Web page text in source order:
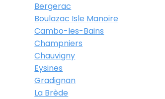
Bergerac
Boulazac Isle Manoire
Cambo-les-Bains
Champniers
Chauvigny
Eysines
Gradignan
La Brède